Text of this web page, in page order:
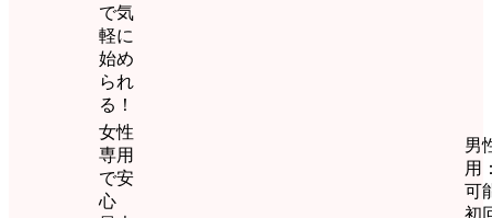
で気
軽に
始め
られ
る！
女性
専用
で安
心
男
用
可
初